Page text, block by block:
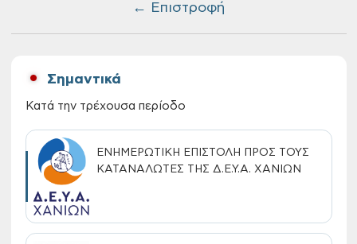
← Επιστροφή
Σημαντικά
Κατά την τρέχουσα περίοδο
ΕΝΗΜΕΡΩΤΙΚΗ ΕΠΙΣΤΟΛΗ ΠΡΟΣ ΤΟΥΣ
ΚΑΤΑΝΑΛΩΤΕΣ ΤΗΣ Δ.Ε.Υ.Α. ΧΑΝΙΩΝ